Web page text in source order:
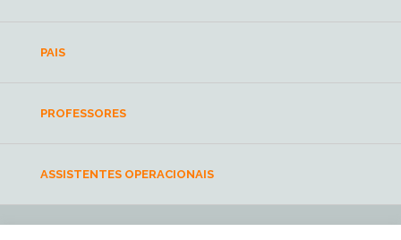
PAIS
PROFESSORES
ASSISTENTES OPERACIONAIS